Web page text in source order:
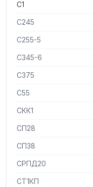
С1
С245
С255-5
С345-6
С375
С55
СКК1
СП28
СП38
СРПД20
СТ1КП